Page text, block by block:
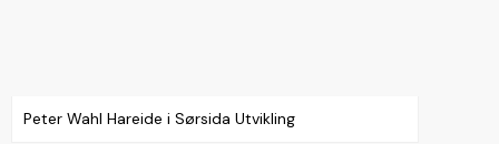
Peter Wahl Hareide i Sørsida Utvikling